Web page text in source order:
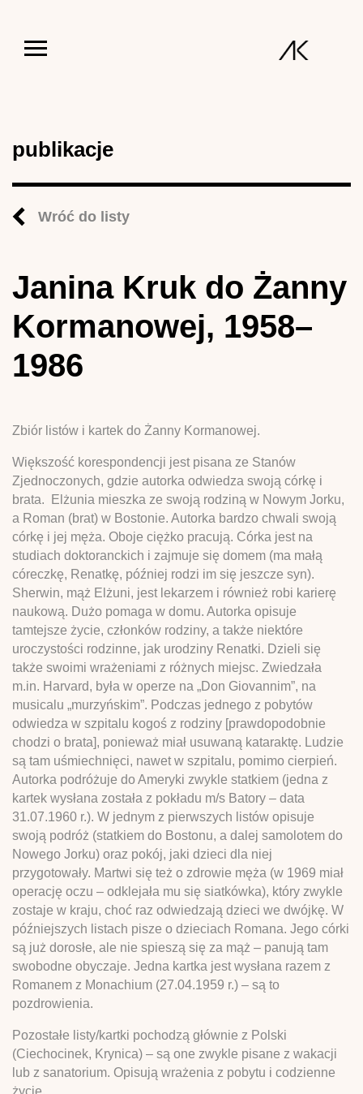
publikacje
Wróć do listy
Janina Kruk do Żanny
Kormanowej, 1958–
1986
Zbiór listów i kartek do Żanny Kormanowej.
Większość korespondencji jest pisana ze Stanów
Zjednoczonych, gdzie autorka odwiedza swoją córkę i
brata. Elżunia mieszka ze swoją rodziną w Nowym Jorku,
a Roman (brat) w Bostonie. Autorka bardzo chwali swoją
córkę i jej męża. Oboje ciężko pracują. Córka jest na
studiach doktoranckich i zajmuje się domem (ma małą
córeczkę, Renatkę, później rodzi im się jeszcze syn).
Sherwin, mąż Elżuni, jest lekarzem i również robi karierę
naukową. Dużo pomaga w domu. Autorka opisuje
tamtejsze życie, członków rodziny, a także niektóre
uroczystości rodzinne, jak urodziny Renatki. Dzieli się
także swoimi wrażeniami z różnych miejsc. Zwiedzała
m.in. Harvard, była w operze na „Don Giovannim”, na
musicalu „murzyńskim”. Podczas jednego z pobytów
odwiedza w szpitalu kogoś z rodziny [prawdopodobnie
chodzi o brata], ponieważ miał usuwaną kataraktę. Ludzie
są tam uśmiechnięci, nawet w szpitalu, pomimo cierpień.
Autorka podróżuje do Ameryki zwykle statkiem (jedna z
kartek wysłana została z pokładu m/s Batory – data
31.07.1960 r.). W jednym z pierwszych listów opisuje
swoją podróż (statkiem do Bostonu, a dalej samolotem do
Nowego Jorku) oraz pokój, jaki dzieci dla niej
przygotowały. Martwi się też o zdrowie męża (w 1969 miał
operację oczu – odklejała mu się siatkówka), który zwykle
zostaje w kraju, choć raz odwiedzają dzieci we dwójkę. W
późniejszych listach pisze o dzieciach Romana. Jego córki
są już dorosłe, ale nie spieszą się za mąż – panują tam
swobodne obyczaje. Jedna kartka jest wysłana razem z
Romanem z Monachium (27.04.1959 r.) – są to
pozdrowienia.
Pozostałe listy/kartki pochodzą głównie z Polski
(Ciechocinek, Krynica) – są one zwykle pisane z wakacji
lub z sanatorium. Opisują wrażenia z pobytu i codzienne
życie.